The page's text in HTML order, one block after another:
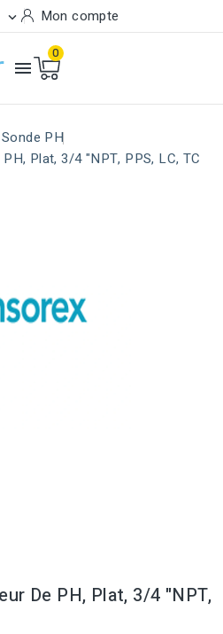
 Mon compte

0
Sonde PH
Plat, 3/4 "NPT, PPS, LC, TC
De PH, Plat, 3/4 "NPT,